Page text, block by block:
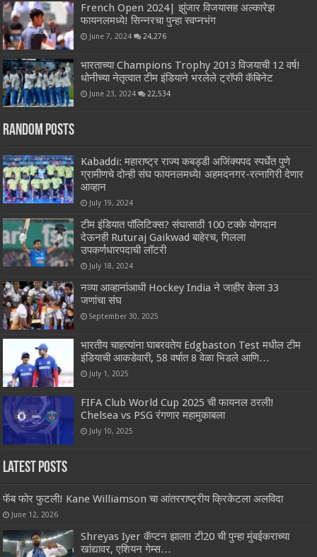
French Open 2024| झुंजार विजयासह अल्कारेझ
फायनलमध्ये! सिन्नरचा पुन्हा स्वप्नभंग
June 7, 2024 24,276
भारताच्या Champions Trophy 2013 विजयाची 12 वर्ष!
धोनीच्या नेतृत्वात टीम इंडियाने भरलेले ट्रॉफी कॅबिनेट
June 23, 2024 22,534
Random Posts
Kabaddi: महाराष्ट्र राज्य कबड्डी अजिंक्यपद स्पर्धेत पुणे
ग्रामीणचे दोन्ही संघ फायनलमध्ये! अहमदनगर-रत्नागिरी देणार
आव्हान
July 19, 2024
टीम इंडियात पॉलिटिक्स? संघासाठी 100 टक्के योगदान
देऊनही Ruturaj Gaikwad बाहेरच, गिलला
उपकर्णधारपदाची लॉटरी
July 18, 2024
नव्या आव्हानांआधी Hockey India ने जाहीर केला 33
जणांचा संघ
September 30, 2025
भारतीय चाहत्यांना घाबरवतेय Edgbaston Test मधील टीम
इंडियाची आकडेवारी, 58 वर्षात 8 वेळा भिडले आणि…
July 1, 2025
FIFA Club World Cup 2025 ची फायनल ठरली!
Chelsea vs PSG रंगणार महामुकाबला
July 10, 2025
Latest Posts
फॅब फोर फुटली! Kane Williamson चा आंतरराष्ट्रीय क्रिकेटला अलविदा
June 12, 2026
Shreyas Iyer कॅप्टन झाला! टी20 ची पुन्हा मुंबईकराच्या
खांद्यावर, एशियन गेम्स…